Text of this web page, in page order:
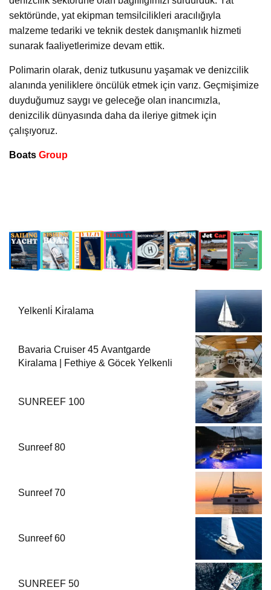
sektöründe, yat ekipman temsilcilikleri aracılığıyla
malzeme tedariki ve teknik destek danışmanlık hizmeti
sunarak faaliyetlerimize devam ettik.
Polimarin olarak, deniz tutkusunu yaşamak ve denizcilik
alanında yeniliklere öncülük etmek için varız. Geçmişimize
duyduğumuz saygı ve geleceğe olan inancımızla,
denizcilik dünyasında daha da ileriye gitmek için
çalışıyoruz.
Boats Group
Yelkenli̇ Ki̇ralama
Bavaria Cruiser 45 Avantgarde
Kiralama | Fethiye & Göcek Yelkenli
SUNREEF 100
Sunreef 80
Sunreef 70
Sunreef 60
SUNREEF 50